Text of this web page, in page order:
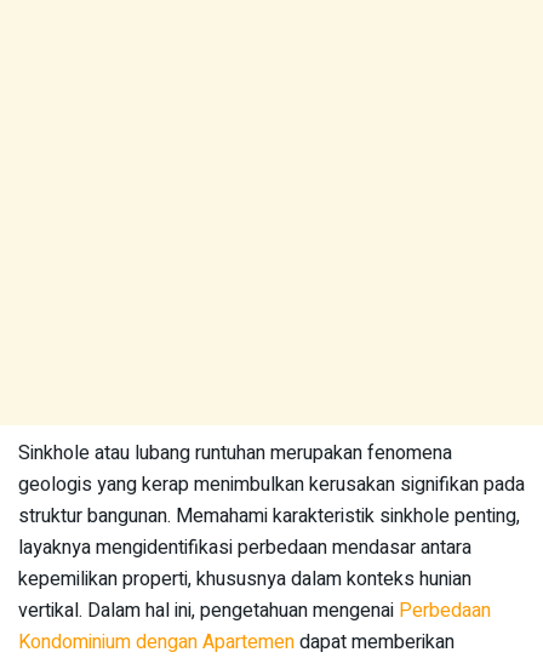
Sinkhole atau lubang runtuhan merupakan fenomena
geologis yang kerap menimbulkan kerusakan signifikan pada
struktur bangunan. Memahami karakteristik sinkhole penting,
layaknya mengidentifikasi perbedaan mendasar antara
kepemilikan properti, khususnya dalam konteks hunian
vertikal. Dalam hal ini, pengetahuan mengenai Perbedaan
Kondominium dengan Apartemendapat memberikan